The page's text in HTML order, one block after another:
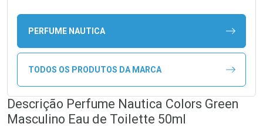
PERFUME NAUTICA
TODOS OS PRODUTOS DA MARCA
Descrição Perfume Nautica Colors Green
Masculino Eau de Toilette 50ml